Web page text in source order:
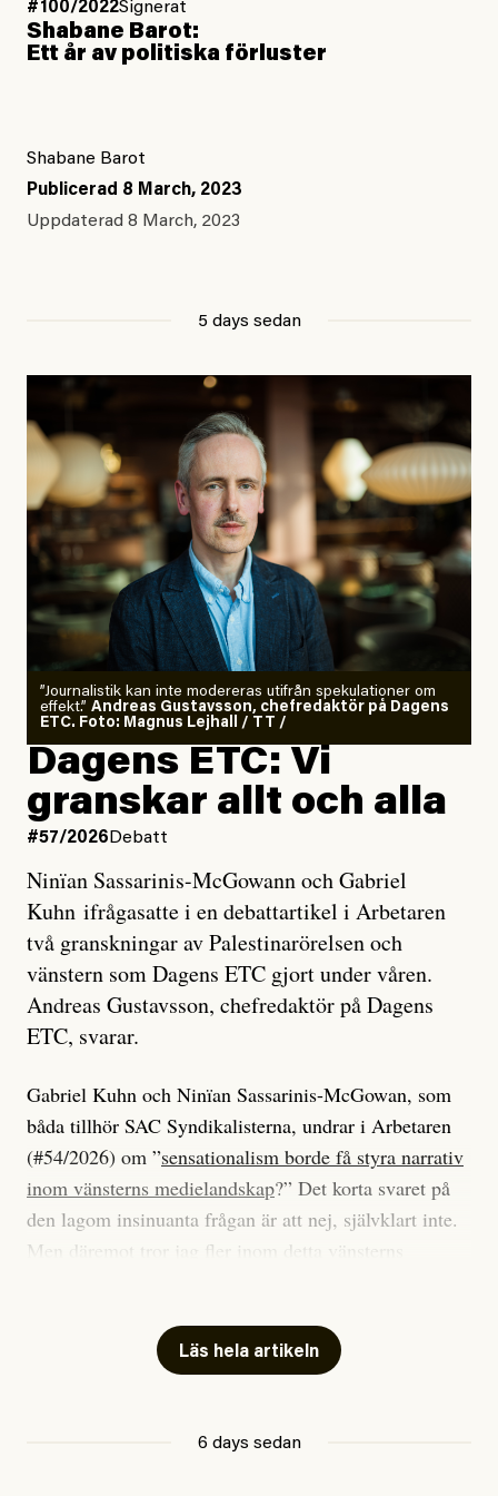
#100/2022Signerat
Shabane Barot:
Ett år av politiska förluster
Shabane Barot
Publicerad 8 March, 2023
Uppdaterad 8 March, 2023
5 days sedan
”Journalistik kan inte modereras utifrån spekulationer om
effekt.” Andreas Gustavsson, chefredaktör på Dagens
ETC. Foto: Magnus Lejhall / TT /
Dagens ETC: Vi
granskar allt och alla
#57/2026 Debatt
Ninïan Sassarinis-McGowann och Gabriel
Kuhn ifrågasatte i en debattartikel i Arbetaren
två granskningar av Palestinarörelsen och
vänstern som Dagens ETC gjort under våren.
Andreas Gustavsson, chefredaktör på Dagens
ETC, svarar.
Gabriel Kuhn och Ninïan Sassarinis-McGowan, som
båda tillhör SAC Syndikalisterna, undrar i Arbetaren
(#54/2026) om ”sensationalism borde få styra narrativ
inom vänsterns medielandskap?” Det korta svaret på
den lagom insinuanta frågan är att nej, självklart inte.
Men däremot tror jag fler inom detta vänsterns
journalistik som vänder sig till många snarare än att
jaga inbördes beundran. Det har i alla fall fungerat för
Läs hela artikeln
6 days sedan